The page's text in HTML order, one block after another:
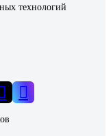
технологий